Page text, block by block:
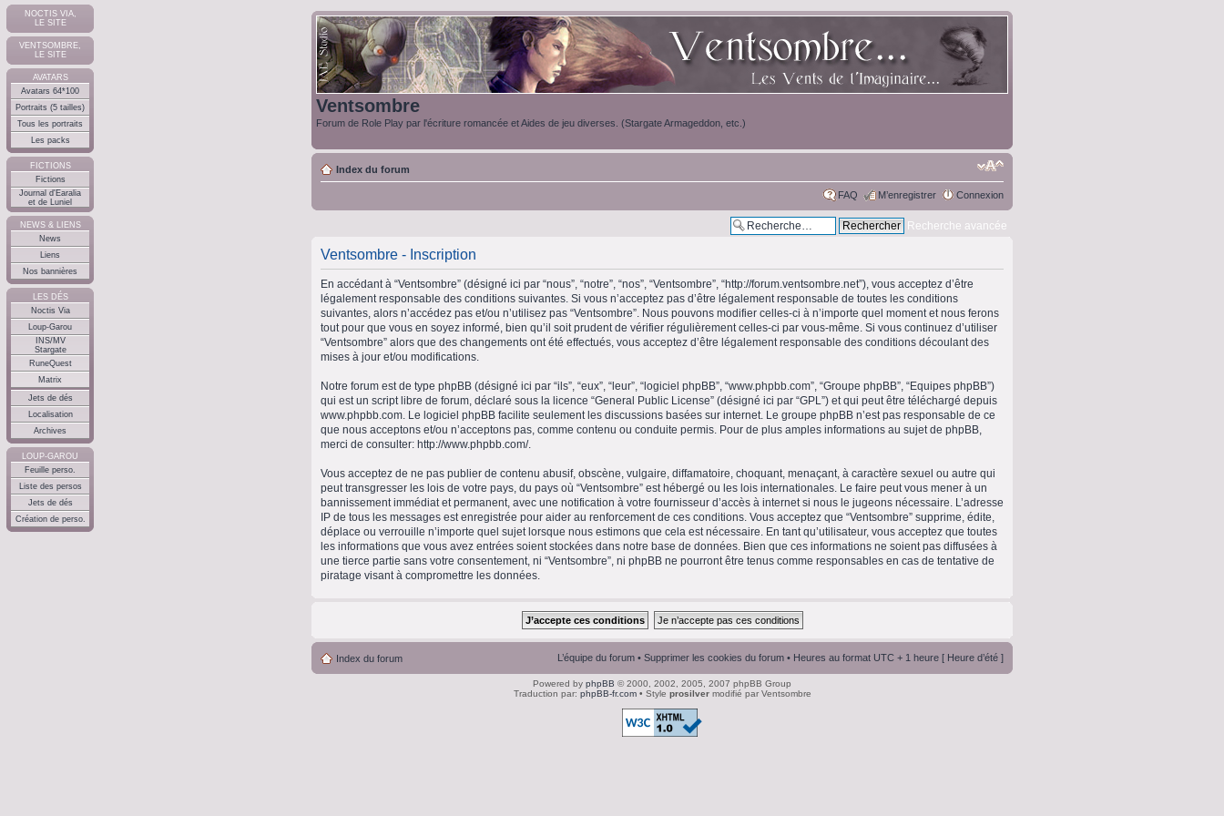
NOCTIS VIA,
LE SITE
VENTSOMBRE,
LE SITE
AVATARS
Avatars 64*100
Portraits (5 tailles)
Tous les portraits
Les packs
FICTIONS
Fictions
Journal d'Earalia
et de Luniel
NEWS & LIENS
News
Liens
Nos bannières
LES DÉS
Noctis Via
Loup-Garou
INS/MV
Stargate
RuneQuest
Matrix
Jets de dés
Localisation
Archives
LOUP-GAROU
Feuille perso.
Liste des persos
Jets de dés
Création de perso.
Ventsombre
Forum de Role Play par l'écriture romancée et Aides de jeu diverses. (Stargate Armageddon, etc.)
Index du forum
FAQ M’enregistrer Connexion
Recherche avancée
Ventsombre - Inscription
En accédant à “Ventsombre” (désigné ici par “nous”, “notre”, “nos”, “Ventsombre”, “http://forum.ventsombre.net”), vous acceptez d’être
légalement responsable des conditions suivantes. Si vous n’acceptez pas d’être légalement responsable de toutes les conditions
suivantes, alors n’accédez pas et/ou n’utilisez pas “Ventsombre”. Nous pouvons modifier celles-ci à n’importe quel moment et nous ferons
tout pour que vous en soyez informé, bien qu’il soit prudent de vérifier régulièrement celles-ci par vous-même. Si vous continuez d’utiliser
“Ventsombre” alors que des changements ont été effectués, vous acceptez d’être légalement responsable des conditions découlant des
mises à jour et/ou modifications.
Notre forum est de type phpBB (désigné ici par “ils”, “eux”, “leur”, “logiciel phpBB”, “www.phpbb.com”, “Groupe phpBB”, “Equipes phpBB”)
qui est un script libre de forum, déclaré sous la licence “General Public License” (désigné ici par “GPL”) et qui peut être téléchargé depuis
www.phpbb.com . Le logiciel phpBB facilite seulement les discussions basées sur internet. Le groupe phpBB n’est pas responsable de ce
que nous acceptons et/ou n’acceptons pas, comme contenu ou conduite permis. Pour de plus amples informations au sujet de phpBB,
merci de consulter: http://www.phpbb.com/.
Vous acceptez de ne pas publier de contenu abusif, obscène, vulgaire, diffamatoire, choquant, menaçant, à caractère sexuel ou autre qui
peut transgresser les lois de votre pays, du pays où “Ventsombre” est hébergé ou les lois internationales. Le faire peut vous mener à un
bannissement immédiat et permanent, avec une notification à votre fournisseur d’accès à internet si nous le jugeons nécessaire. L’adresse
IP de tous les messages est enregistrée pour aider au renforcement de ces conditions. Vous acceptez que “Ventsombre” supprime, édite,
déplace ou verrouille n’importe quel sujet lorsque nous estimons que cela est nécessaire. En tant qu’utilisateur, vous acceptez que toutes
les informations que vous avez entrées soient stockées dans notre base de données. Bien que ces informations ne soient pas diffusées à
une tierce partie sans votre consentement, ni “Ventsombre”, ni phpBB ne pourront être tenus comme responsables en cas de tentative de
piratage visant à compromettre les données.
Index du forum L’équipe du forum • Supprimer les cookies du forum • Heures au format UTC + 1 heure [ Heure d’été ]
Powered by phpBB © 2000, 2002, 2005, 2007 phpBB Group
Traduction par: phpBB-fr.com• Style prosilvermodifié par Ventsombre